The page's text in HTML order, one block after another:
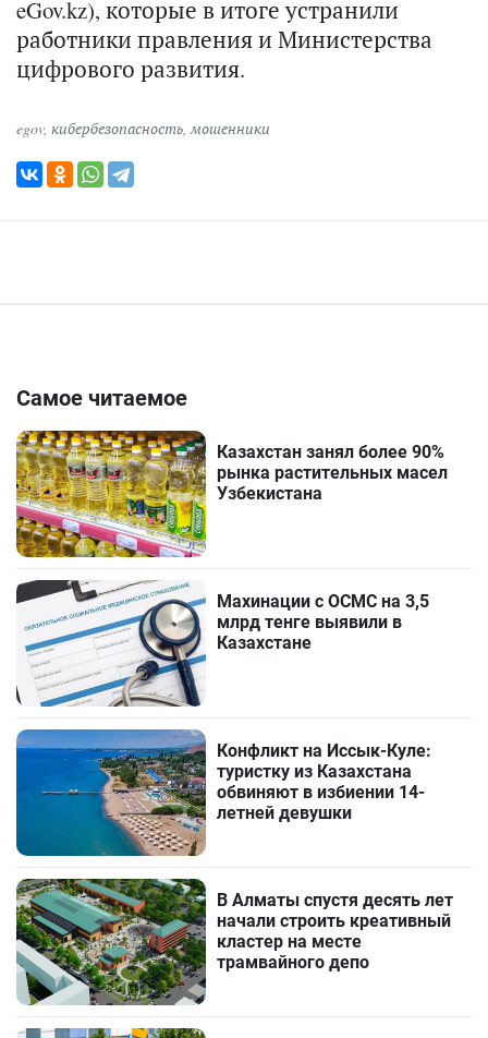
eGov.kz), которые в итоге устранили
работники правления и Министерства
цифрового развития.
egov, кибербезопасность мошенники
Самое читаемое
Казахстан занял более 90%
рынка растительных масел
Узбекистана
Махинации с ОСМС на 3,5
млрд тенге выявили в
Казахстане
Конфликт на Иссык-Куле:
туристку из Казахстана
обвиняют в избиении 14-
летней девушки
В Алматы спустя десять лет
начали строить креативный
кластер на месте
трамвайного депо